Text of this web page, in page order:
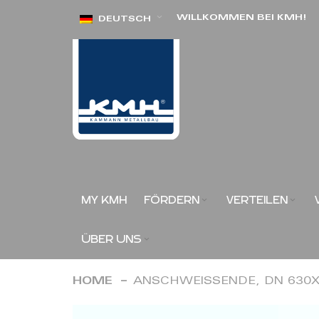
Direkt DEUTSCH WILLKOMMEN BEI KMH!
MY KMH FÖRDERN VERTEILEN
ÜBER UNS
HOME ANSCHWEISSENDE, DN